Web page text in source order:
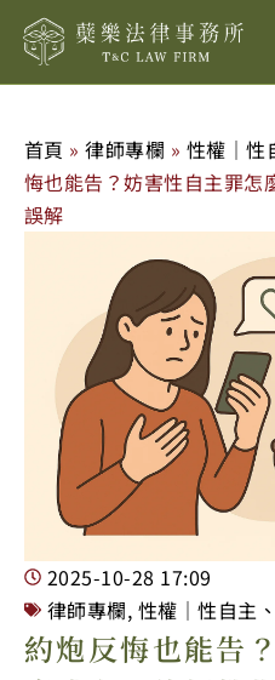
首頁 »律師專欄 » 性權｜性
悔也能告？妨害性自主罪怎
誤解
2025-10-28 17:09
律師專欄, 性權｜性自主
約炮反悔也能告